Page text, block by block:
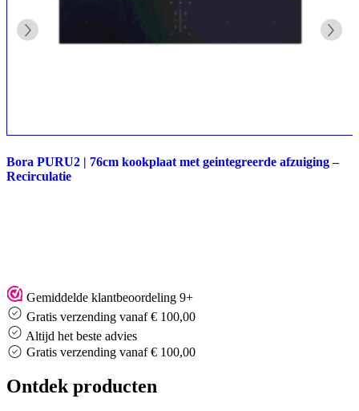
Bora PURU2 | 76cm kookplaat met geintegreerde afzuiging –
Recirculatie
Gemiddelde klantbeoordeling 9+
Gratis verzending vanaf € 100,00
Altijd het beste advies
Gratis verzending vanaf € 100,00
Ontdek producten